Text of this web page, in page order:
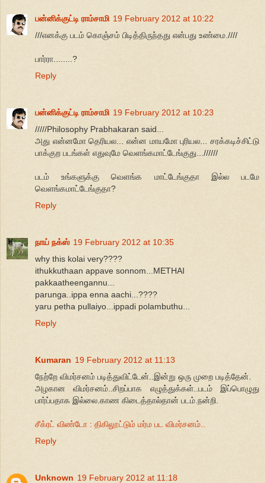
பன்னிக்குட்டி ராம்சாமி 19 February 2012 at 10:22
///எனக்கு படம் கொஞ்சம் பிடித்திருந்தது என்பது உண்மை.////
பார்ரா........?
Reply
பன்னிக்குட்டி ராம்சாமி 19 February 2012 at 10:23
/////Philosophy Prabhakaran said...
அது என்னமோ தெரியல... என்ன மாயமோ புரியல... சரக்கடிச்சிட்டு
பாக்குற படங்கள் எதுவுமே வெளங்கமாட்டேங்குது...//////
படம் உங்களுக்கு வெளங்க மாட்டேங்குதா இல்ல படமே
வெளங்கமாட்டேங்குதா?
Reply
நாய் நக்ஸ் 19 February 2012 at 10:35
why this kolai very????
ithukkuthaan appave sonnom...METHAI
pakkaatheengannu...
parunga..ippa enna aachi...????
yaru petha pullaiyo...ippadi polambuthu...
Reply
Kumaran 19 February 2012 at 11:13
நேற்றே விமர்சனம் படித்துவிட்டேன்..இன்று ஒரு முறை படித்தேன்.
அழகான விமர்சனம்..சிறப்பாக எழுத்துக்கள்..படம் இப்பொழுது
பார்ப்பதாக இல்லை.காண கிடைத்தால்தான் படம்.நன்றி.
சீக்ரட் விண்டோ : திகிலூட்டும் மர்ம பட விமர்சனம்..
Reply
Unknown 19 February 2012 at 11:18